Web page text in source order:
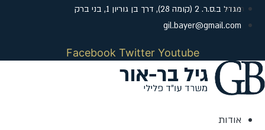
דלג
לתוכן
מגדל ב.ס.ר. 2 (קומה 28), דרך בן גוריון 1, בני ברק
gil.bayer@gmail.com
Facebook Twitter Youtube
אודות